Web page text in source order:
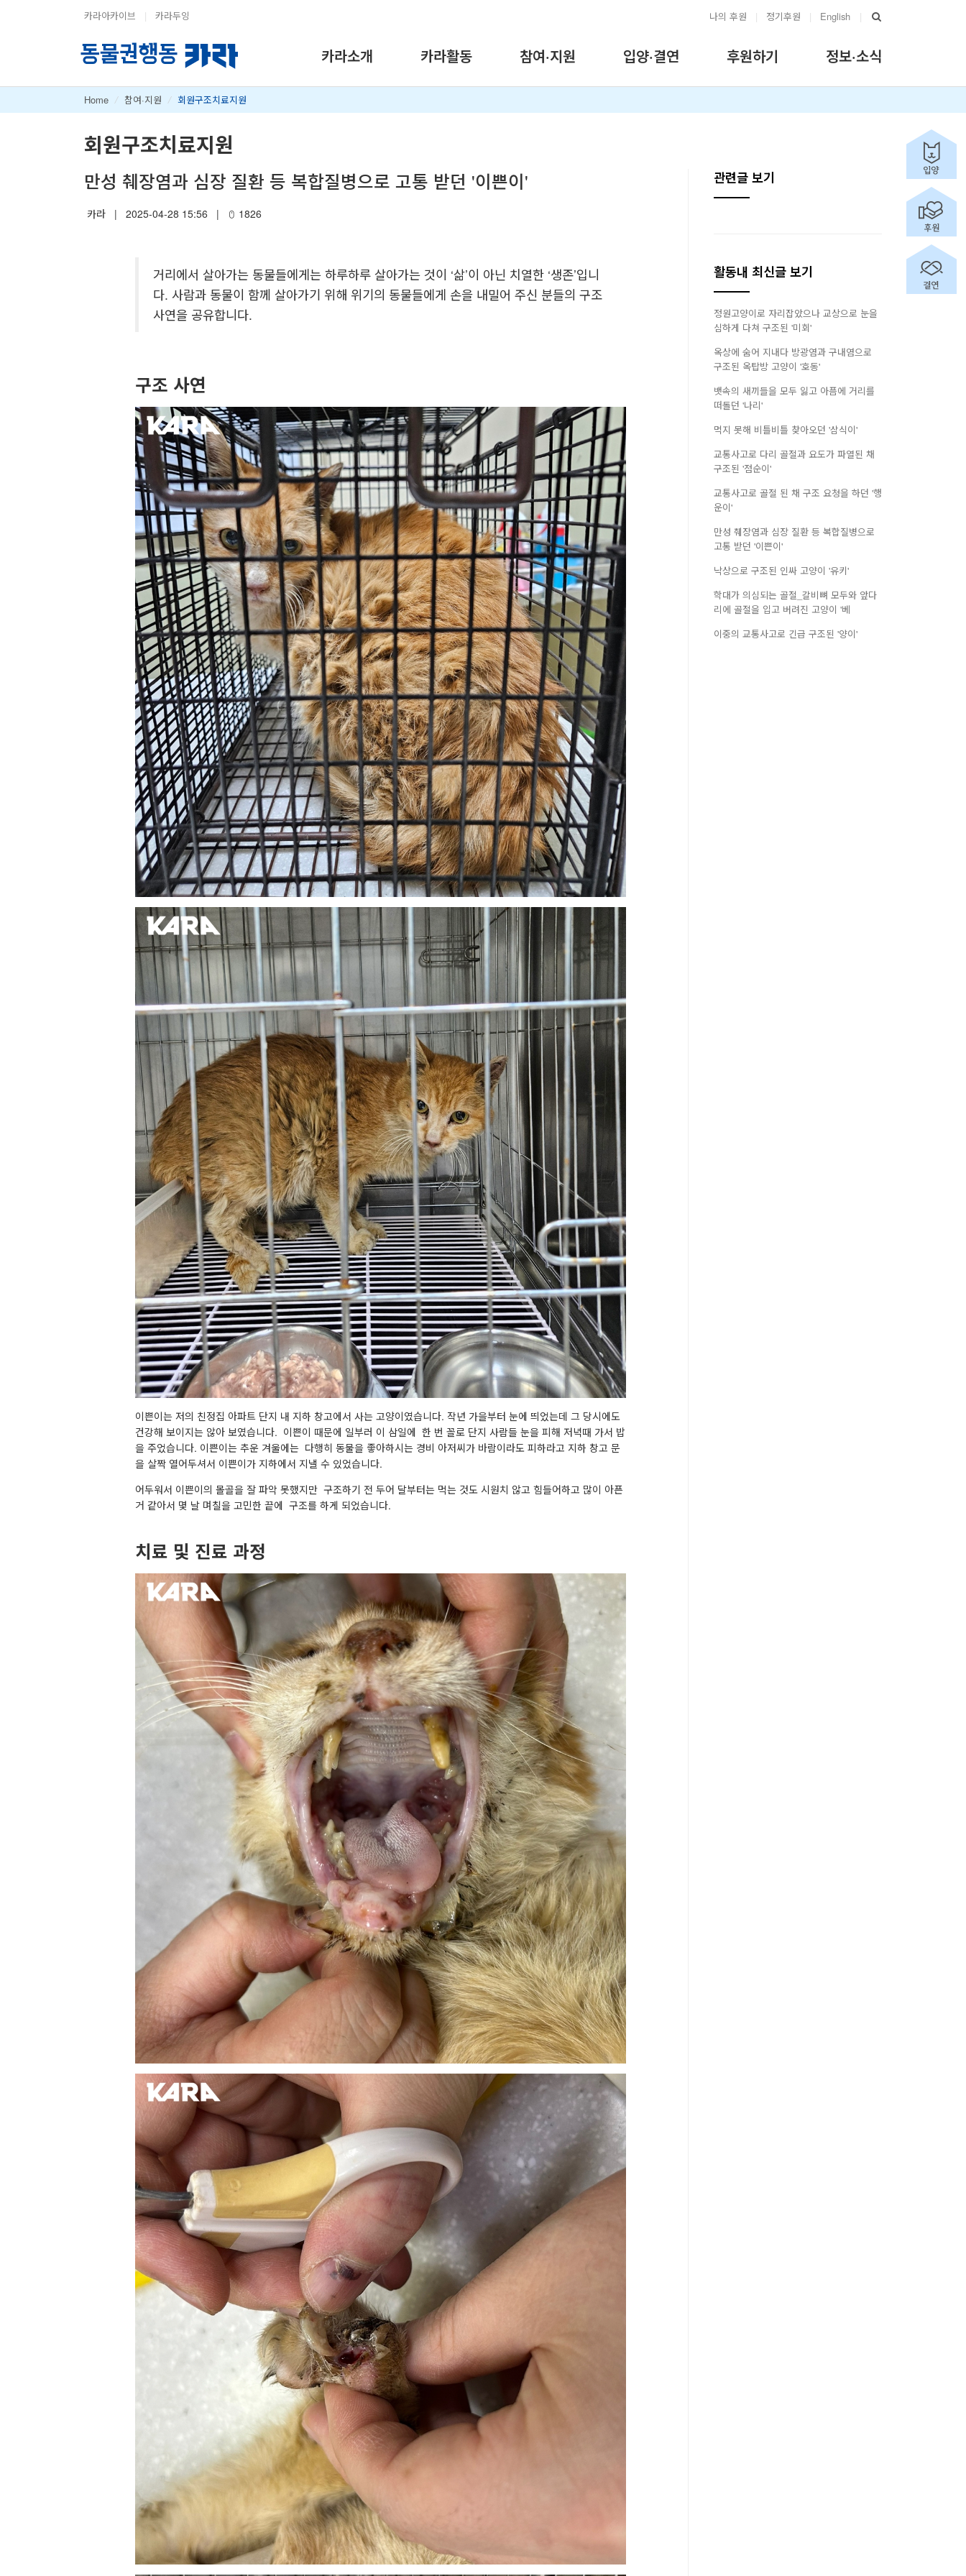
카라아카이브 | 카라두잉 나의 후원 | 정기후원 | English |
카라소개 카라활동 참여·지원 입양·결연 후원하기 정보·소식
Home / 참여·지원 / 회원구조치료지원
회원구조치료지원
만성 췌장염과 심장 질환 등 복합질병으로 고통 받던 '이쁜이'
카라 | 2025-04-28 15:56 | 1826
거리에서 살아가는 동물들에게는 하루하루 살아가는 것이 ‘삶’이 아닌 치열한 ‘생존’입니
다. 사람과 동물이 함께 살아가기 위해 위기의 동물들에게 손을 내밀어 주신 분들의 구조
사연을 공유합니다.
구조 사연
이쁜이는 저의 친정집 아파트 단지 내 지하 창고에서 사는 고양이였습니다. 작년 가을부터 눈에 띄었는데 그 당시에도
건강해 보이지는 않아 보였습니다. 이쁜이 때문에 일부러 이 삼일에 한 번 꼴로 단지 사람들 눈을 피해 저녁때 가서 밥
을 주었습니다. 이쁜이는 추운 겨울에는 다행히 동물을 좋아하시는 경비 아저씨가 바람이라도 피하라고 지하 창고 문
을 살짝 열어두셔서 이쁜이가 지하에서 지낼 수 있었습니다.
어두워서 이쁜이의 몰골을 잘 파악 못했지만 구조하기 전 두어 달부터는 먹는 것도 시원치 않고 힘들어하고 많이 아픈
거 같아서 몇 날 며칠을 고민한 끝에 구조를 하게 되었습니다.
치료 및 진료 과정
관련글 보기
활동내 최신글 보기
정원고양이로 자리잡았으나 교상으로 눈을
심하게 다쳐 구조된 '미회'
옥상에 숨어 지내다 방광염과 구내염으로
구조된 옥탑방 고양이 '호동'
뱃속의 새끼들을 모두 잃고 아픔에 거리를
떠돌던 '나리'
먹지 못해 비틀비틀 찾아오던 '삼식이'
교통사고로 다리 골절과 요도가 파열된 채
구조된 '점순이'
교통사고로 골절 된 채 구조 요청을 하던 '행
운이'
만성 췌장염과 심장 질환 등 복합질병으로
고통 받던 '이쁜이'
낙상으로 구조된 인싸 고양이 '유키'
학대가 의심되는 골절_갈비뼈 모두와 앞다
리에 골절을 입고 버려진 고양이 '베
이중의 교통사고로 긴급 구조된 '양이'